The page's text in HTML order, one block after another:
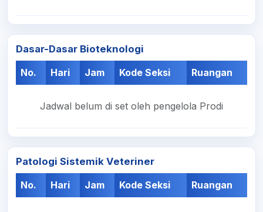
Dasar-Dasar Bioteknologi
No.
Hari Jam Kode Seksi Ruangan
Jadwal belum di set oleh pengelola Prodi
Patologi Sistemik Veteriner
No.
Hari Jam Kode Seksi Ruangan